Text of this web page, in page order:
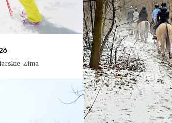
Zima